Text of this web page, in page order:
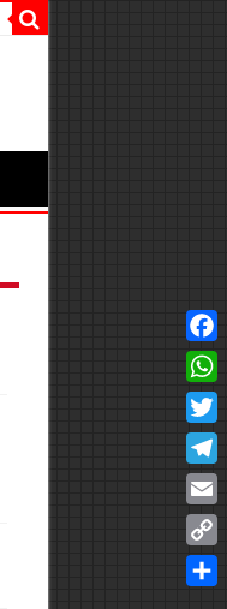
Copy
Link